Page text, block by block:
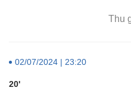
Thu
02/07/2024 | 23:20
20'